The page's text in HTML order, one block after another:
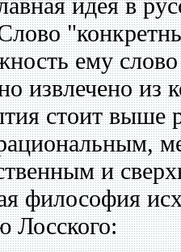
идея в
ему
извлечено из
стоит выше
и
философия
Лосского: